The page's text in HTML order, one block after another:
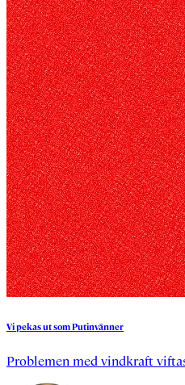
VipekasutsomPutinvänner
Problemen med vindkraft